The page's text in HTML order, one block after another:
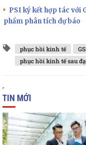
PSI ký kết hợp tác với
phẩm phân tích dự báo
phục hồi kinh tế
phục hồi kinh tế sau
TIN MỚI